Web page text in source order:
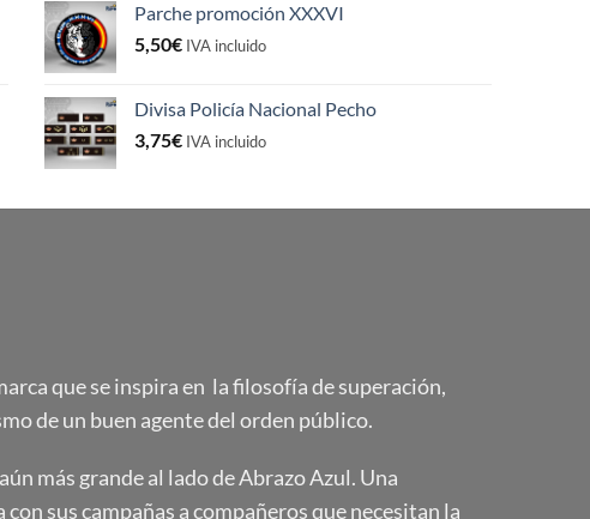
Parche promoción XXXVI
5,50€ IVA incluido
Divisa Policía Nacional Pecho
3,75€ IVA incluido
que se inspira en la filosofía de superación,
de un buen agente del orden público.
más grande al lado de Abrazo Azul. Una
sus campañas a compañeros que necesitan la